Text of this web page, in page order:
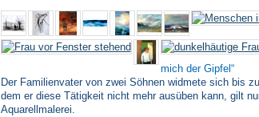
mich der Gipfel
Der Familienvater von zwei Söhnen widmete sich bis
dem er diese Tätigkeit nicht mehr ausüben kann, gilt
Aquarellmalerei.